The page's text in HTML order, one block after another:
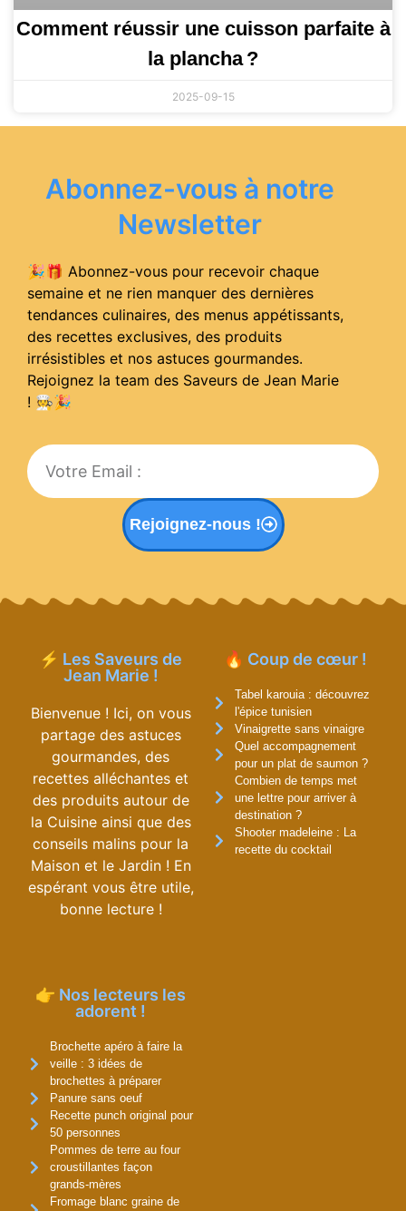
Comment réussir une cuisson parfaite à
la plancha ?
2025-09-15
Abonnez-vous à notre
Newsletter
🎉🎁 Abonnez-vous pour recevoir chaque
semaine et ne rien manquer des dernières
tendances culinaires, des menus appétissants,
des recettes exclusives, des produits
irrésistibles et nos astuces gourmandes.
Rejoignez la team des Saveurs de Jean Marie
! 🧑‍🍳🎉
Rejoignez-nous !
⚡ Les Saveurs de
Jean Marie !
Bienvenue ! Ici, on vous
partage des astuces
gourmandes, des
recettes alléchantes et
des produits autour de
la Cuisine ainsi que des
conseils malins pour la
Maison et le Jardin ! En
espérant vous être utile,
bonne lecture !
🔥 Coup de cœur !
Tabel karouia : découvrez
l'épice tunisien
Vinaigrette sans vinaigre
Quel accompagnement
pour un plat de saumon ?
Combien de temps met
une lettre pour arriver à
destination ?
Shooter madeleine : La
recette du cocktail
👉 Nos lecteurs les
adorent !
Brochette apéro à faire la
veille : 3 idées de
brochettes à préparer
Panure sans oeuf
Recette punch original pour
50 personnes
Pommes de terre au four
croustillantes façon
grands-mères
Fromage blanc graine de